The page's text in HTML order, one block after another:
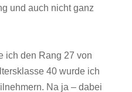
und auch nicht ganz
ich den Rang 27 von
40 wurde ich
Na ja – dabei